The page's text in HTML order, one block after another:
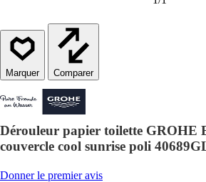
Comparer
Dérouleur papier toilette GROHE
couvercle cool sunrise poli
Donner le premier avis